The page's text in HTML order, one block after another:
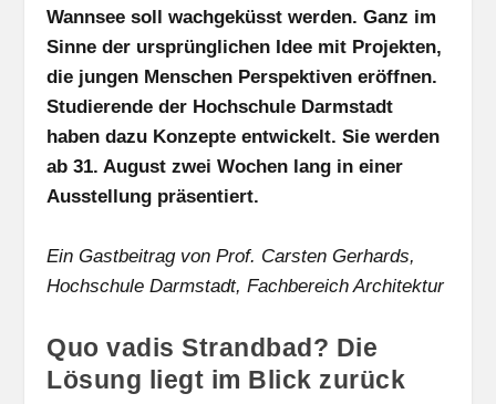
Wannsee soll wachgeküsst werden. Ganz im
Sinne der ursprünglichen Idee mit Projekten,
die jungen Menschen Perspektiven eröffnen.
Studierende der Hochschule Darmstadt
haben dazu Konzepte entwickelt. Sie werden
ab 31. August zwei Wochen lang in einer
Ausstellung präsentiert.
Ein Gastbeitrag von Prof. Carsten Gerhards,
Hochschule Darmstadt, Fachbereich Architektur
Quo vadis Strandbad? Die
Lösung liegt im Blick zurück